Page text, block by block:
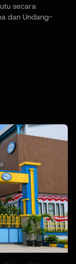
secara
dan Undang-